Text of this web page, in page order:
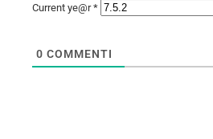
Current ye@r*
0 COMMENTI